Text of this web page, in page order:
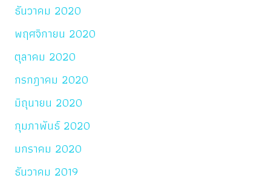
ธันวาคม 2020
พฤศจิกายน 2020
ตุลาคม 2020
กรกฎาคม 2020
มิถุนายน 2020
กุมภาพันธ์ 2020
มกราคม 2020
ธันวาคม 2019